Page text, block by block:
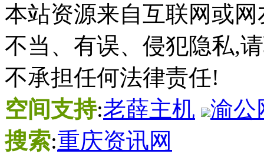
本站资源来自互联网或
不当、有误、侵犯隐私,
不承担任何法律责任!
空间支持:老薛主机
渝公
搜索:重庆资讯网